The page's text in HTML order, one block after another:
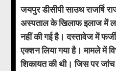
जयपुर डीसीपी साउथ राजर्षि
अस्पताल के खिलाफ इलाज में
नहीं की गई है। दस्तावेज में
एक्शन लिया गया है। मामले में
शिकायत की थी। जिस पर